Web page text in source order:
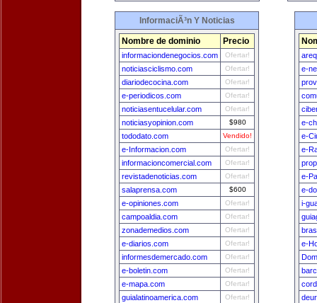
InformaciÃ³n Y Noticias
Nombre de dominio Precio
informaciondenegocios.com Ofertar!
noticiasciclismo.com Ofertar!
diariodecocina.com Ofertar!
e-periodicos.com Ofertar!
noticiasentucelular.com Ofertar!
noticiasyopinion.com $980
tododato.com Vendido!
e-Informacion.com Ofertar!
informacioncomercial.com Ofertar!
revistadenoticias.com Ofertar!
salaprensa.com $600
e-opiniones.com Ofertar!
campoaldia.com Ofertar!
zonademedios.com Ofertar!
e-diarios.com Ofertar!
informesdemercado.com Ofertar!
e-boletin.com Ofertar!
e-mapa.com Ofertar!
guialatinoamerica.com Ofertar!
e-
e-
e-
e-
e-
e-
i-
e-